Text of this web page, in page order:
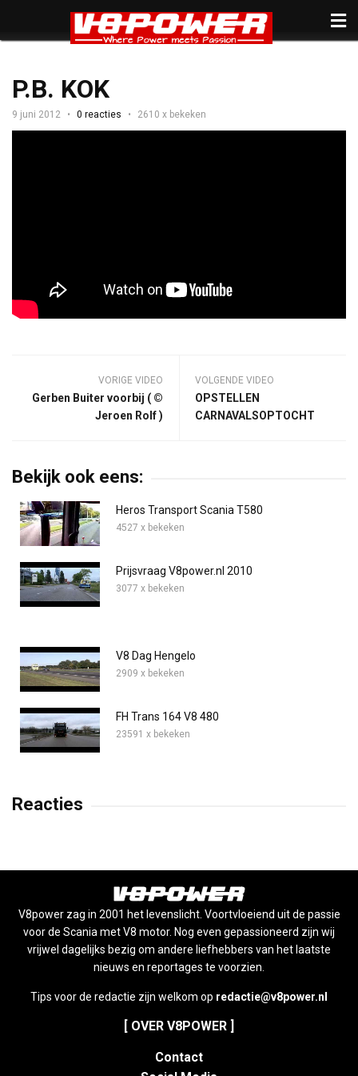
P.B. KOK
9 juni 2012 0 reacties 2610 x bekeken
VORIGE VIDEO
Gerben Buiter voorbij ( ©
Jeroen Rolf )
VOLGENDE VIDEO
OPSTELLEN
CARNAVALSOPTOCHT
Bekijk ook eens:
Heros Transport Scania T580
4527 x bekeken
Prijsvraag V8power.nl 2010
3077 x bekeken
V8 Dag Hengelo
2909 x bekeken
FH Trans 164 V8 480
23591 x bekeken
Reacties
V8power zag in 2001 het levenslicht. Voortvloeiend uit de passie
voor de Scania met V8 motor. Nog even gepassioneerd zijn wij
vrijwel dagelijks bezig om andere liefhebbers van het laatste
nieuws en reportages te voorzien.
Tips voor de redactie zijn welkom op redactie@v8power.nl
[ OVER V8POWER ]
Contact